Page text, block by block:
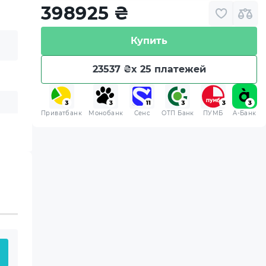
398925 ₴
Купить
23537 ₴x 25 платежей
Приватбанк Монобанк Сенс ОТП Банк ПУМБ A-Банк
вами